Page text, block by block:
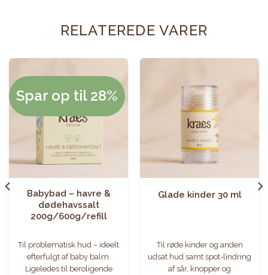
RELATEREDE VARER
Spar op til 28%
Babybad – havre &
dødehavssalt
200g/600g/refill
Til problematisk hud – ideelt
efterfulgt af baby balm.
Ligeledes til beroligende
Glade kinder 30 ml
Til røde kinder og anden
udsat hud samt spot-lindring
af sår, knopper og